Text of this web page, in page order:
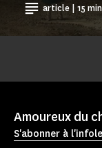
article | 15 min
Amoureux du
S'abonner à